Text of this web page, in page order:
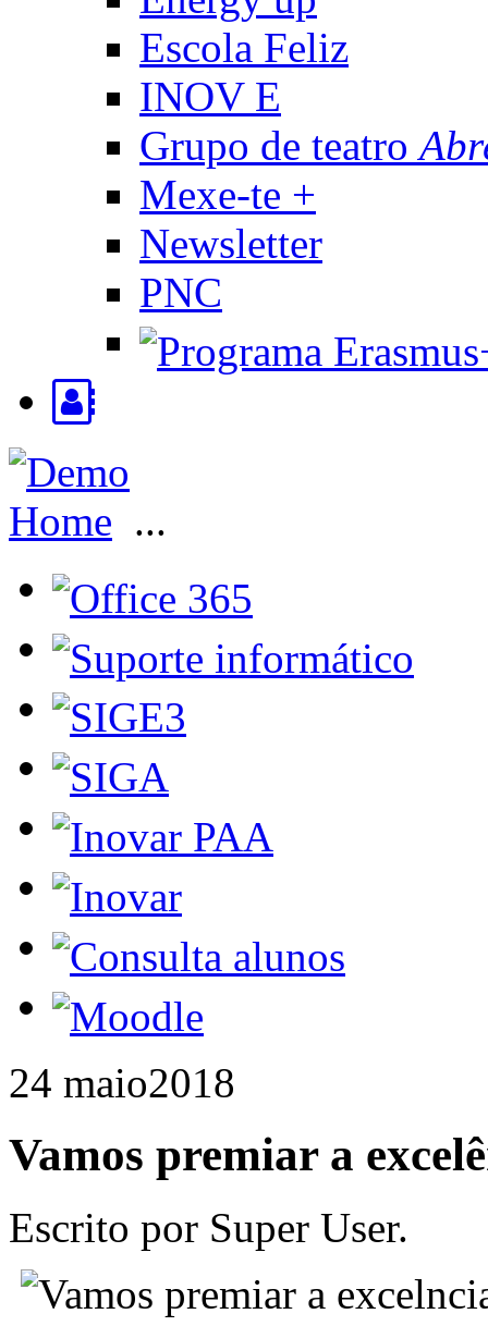
Escola Feliz
INOV E
Grupo de teatro
Mexe-te +
Newsletter
PNC
Home ...
24 maio2018
Vamos premiar a
Escrito por Super User.